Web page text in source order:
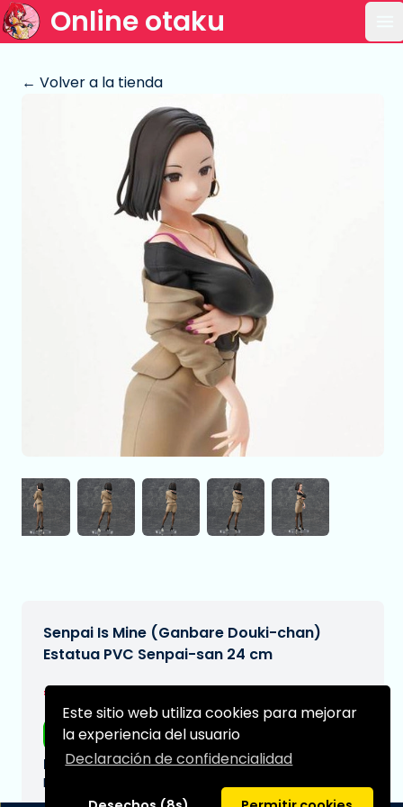
Este sitio web utiliza cookies para mejorar
la experiencia del usuario
Declaración de confidencialidad
Online otaku
← Volver a la tienda
Senpai Is Mine (Ganbare Douki-chan)
Estatua PVC Senpai-san 24 cm
€209,00
Envío gratis
Fecha de entrega prevista:
N/A